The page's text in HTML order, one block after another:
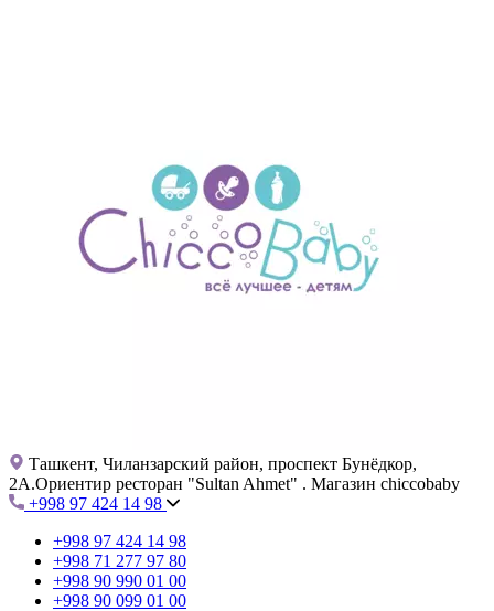
Ташкент, Чиланзарский район, проспект Бунёдкор,
2А.Ориентир ресторан "Sultan Ahmet" . Магазин chiccobaby
+998 97 424 14 98
+998 97 424 14 98
+998 71 277 97 80
+998 90 990 01 00
+998 90 099 01 00